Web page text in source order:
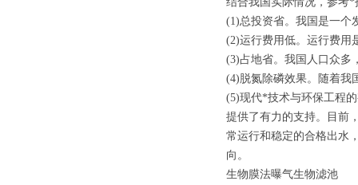
(1)总投资省。我国是一个
(2)运行费用低。运行费用
(3)占地省。我国人口众多
(4)脱氮除磷效果。随着我
(5)现代*技术与环保工程
提供了有力的支持。目前
常运行和稳定的合格出水
向。
生物膜法曝气生物滤池